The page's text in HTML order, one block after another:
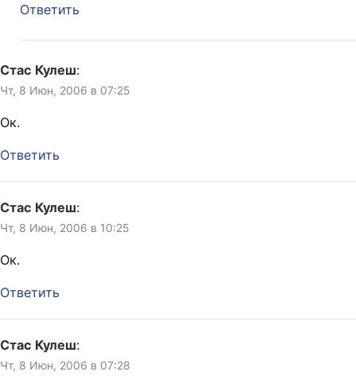
Ответить
Стас Кулеш:
Чт, 8 Июн, 2006 в 07:25
Ок.
Ответить
Стас Кулеш:
Чт, 8 Июн, 2006 в 10:25
Ок.
Ответить
Стас Кулеш:
Чт, 8 Июн, 2006 в 07:28